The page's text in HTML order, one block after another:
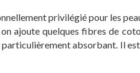
privilégié pour les
ajoute quelques fibres de
absorbant. Il